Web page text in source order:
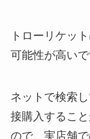
トローリケッ
可能性が高いで
ネットで検索
接購入するこ
ので、実店舗